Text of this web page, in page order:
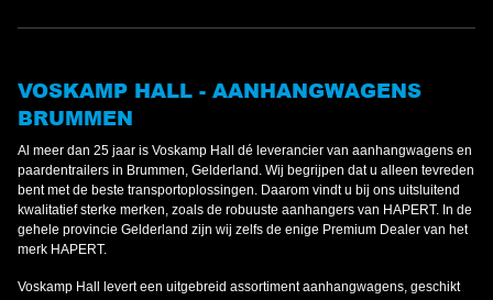
VOSKAMP HALL - AANHANGWAGENS
BRUMMEN
Al meer dan 25 jaar is Voskamp Hall dé leverancier van aanhangwagens en
paardentrailers in Brummen, Gelderland. Wij begrijpen dat u alleen tevreden
bent met de beste transportoplossingen. Daarom vindt u bij ons uitsluitend
kwalitatief sterke merken, zoals de robuuste aanhangers van HAPERT. In de
gehele provincie Gelderland zijn wij zelfs de enige Premium Dealer van het
merk HAPERT.
Voskamp Hall levert een uitgebreid assortiment aanhangwagens, geschikt